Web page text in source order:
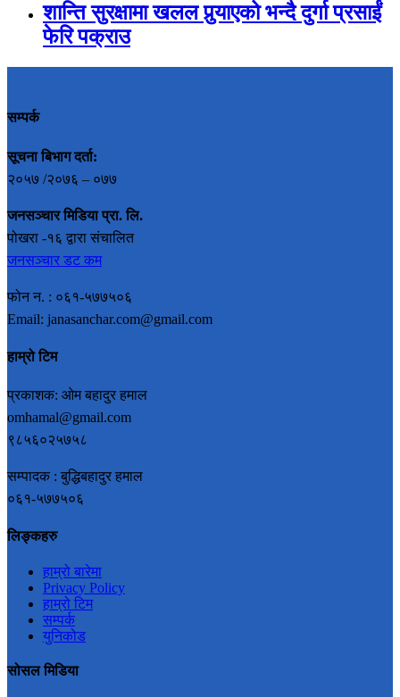
शान्ति सुरक्षामा खलल पुर्‍याएको भन्दै दुर्गा प्रसाईं
फेरि पक्राउ
सम्पर्क
सूचना बिभाग दर्ता:
२०५७ /२०७६ – ०७७
जनसञ्चार मिडिया प्रा. लि.
पोखरा -१६ द्वारा संचालित
जनसञ्चार डट कम
फोन न. : ०६१-५७७५०६
Email: janasanchar.com@gmail.com
हाम्रो टिम
प्रकाशक: ओम बहादुर हमाल
omhamal@gmail.com
९८५६०२५७५८
सम्पादक : बुद्धिबहादुर हमाल
०६१-५७७५०६
लिङ्कहरु
हाम्रो बारेमा
Privacy Policy
हाम्रो टिम
सम्पर्क
युनिकोड
सोसल मिडिया